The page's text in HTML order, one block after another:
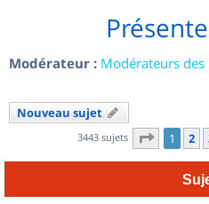
Modérateur : Modérateurs des
Nouveau sujet
3443 sujets Page 1
1 2